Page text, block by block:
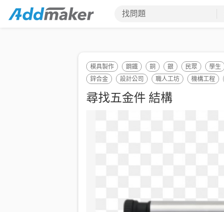
找問題
模具製作 鋼鐵 銅 銀 民眾 學生
鋅合金
設計公司 職人工坊 機構工程
尋找五金件 結構